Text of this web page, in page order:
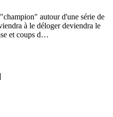
autour d'une série de
à le déloger deviendra le
et coups d…